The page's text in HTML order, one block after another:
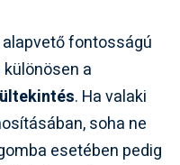
fontosságú
a
. Ha valaki
soha ne
esetében pedig